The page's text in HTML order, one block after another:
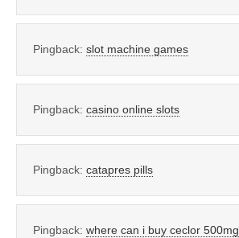
Pingback: slot machine games
Pingback: casino online slots
Pingback: catapres pills
Pingback: where can i buy ceclor 500mg